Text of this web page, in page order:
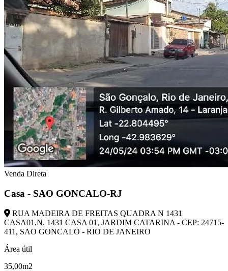
Venda Direta
Casa - SAO GONCALO-RJ
RUA MADEIRA DE FREITAS QUADRA N 1431
CASA01,N. 1431 CASA 01, JARDIM CATARINA - CEP: 24715-
411, SAO GONCALO - RIO DE JANEIRO
Área útil
35,00m2